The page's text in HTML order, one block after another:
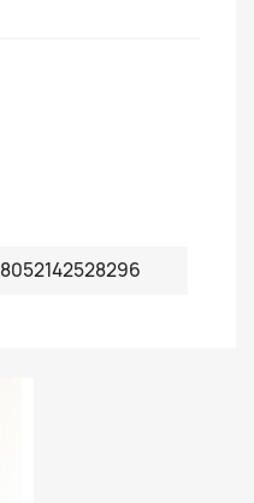
8052142528296